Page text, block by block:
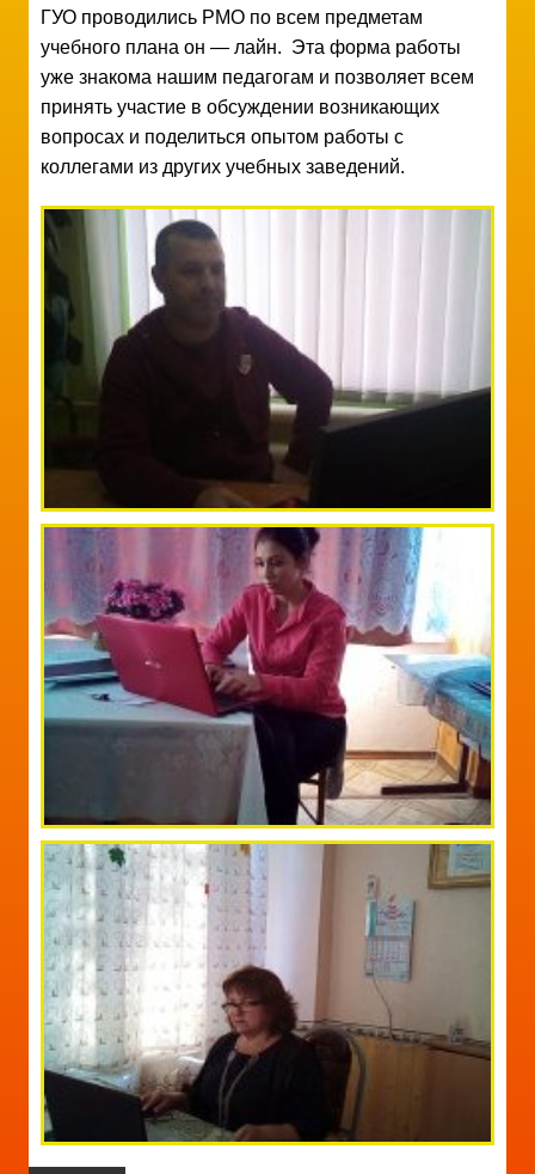
ГУО проводились РМО по всем предметам
учебного плана он — лайн. Эта форма работы
уже знакома нашим педагогам и позволяет всем
принять участие в обсуждении возникающих
вопросах и поделиться опытом работы с
коллегами из других учебных заведений.